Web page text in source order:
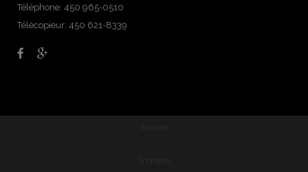
Téléphone: 450 965-0510
Télécopieur: 450 621-8339